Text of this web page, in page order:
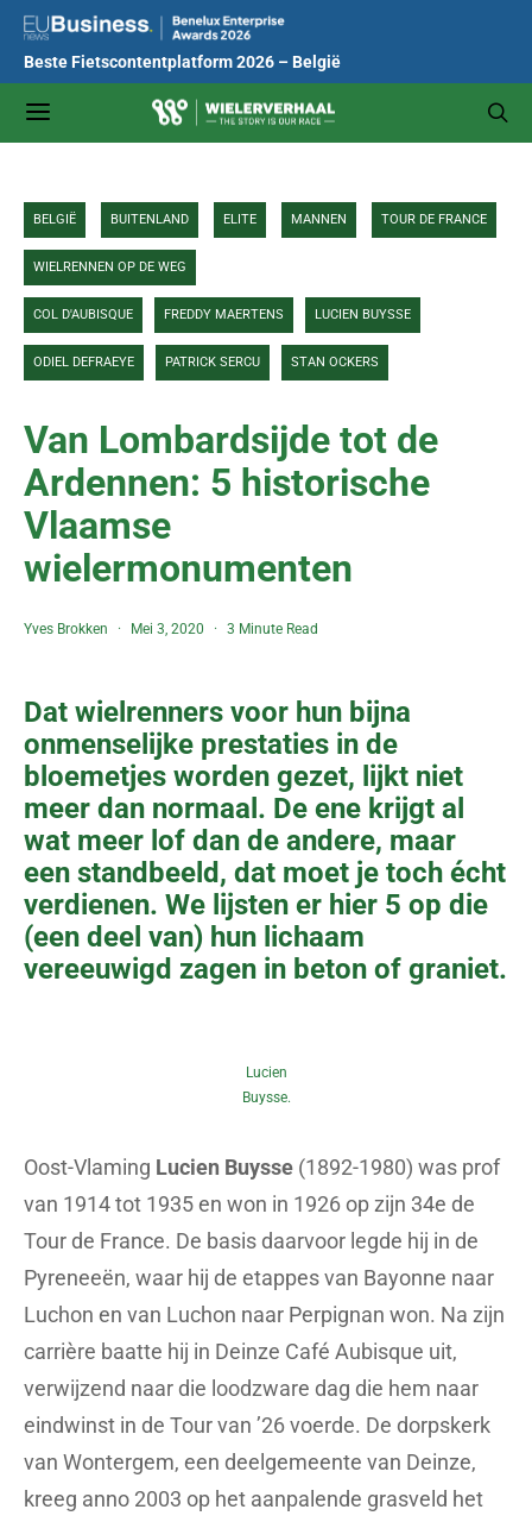
Beste Fietscontentplatform 2026 – België
BELGIË BUITENLAND ELITE MANNEN TOUR DE FRANCE
WIELRENNEN OP DE WEG
COL D'AUBISQUE FREDDY MAERTENS LUCIEN BUYSSE
ODIEL DEFRAEYE PATRICK SERCU STAN OCKERS
Van Lombardsijde tot de
Ardennen: 5 historische
Vlaamse
wielermonumenten
Yves Brokken Mei 3, 2020 3 Minute Read
Dat wielrenners voor hun bijna
onmenselijke prestaties in de
bloemetjes worden gezet, lijkt niet
meer dan normaal. De ene krijgt al
wat meer lof dan de andere, maar
een standbeeld, dat moet je toch écht
verdienen. We lijsten er hier 5 op die
(een deel van) hun lichaam
vereeuwigd zagen in beton of graniet.
Lucien
Buysse.
Oost-Vlaming Lucien Buysse (1892-1980) was prof
van 1914 tot 1935 en won in 1926 op zijn 34e de
Tour de France. De basis daarvoor legde hij in de
Pyreneeën, waar hij de etappes van Bayonne naar
Luchon en van Luchon naar Perpignan won. Na zijn
carrière baatte hij in Deinze Café Aubisque uit,
verwijzend naar die loodzware dag die hem naar
eindwinst in de Tour van ’26 voerde. De dorpskerk
van Wontergem, een deelgemeente van Deinze,
kreeg anno 2003 op het aanpalende grasveld het